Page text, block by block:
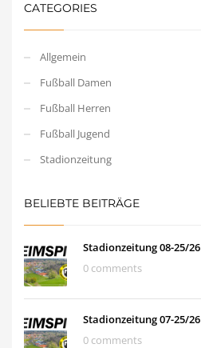
CATEGORIES
Allgemein
Fußball Damen
Fußball Herren
Fußball Jugend
Stadionzeitung
BELIEBTE BEITRÄGE
Stadionzeitung 08-25/26
0 comments
Stadionzeitung 07-25/26
0 comments